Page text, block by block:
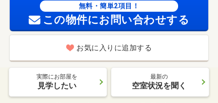
無料・簡単2項目！
この物件にお問い合わせする
お気に入りに追加する
実際にお部屋を
見学したい
最新の
空室状況を聞く